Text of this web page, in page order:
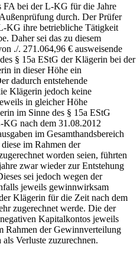
bei der L-KG für die Jahre
durch. Der Prüfer
KG ihre betriebliche Tätigkeit
Daher sei das zu diesem
./. 271.064,96 € ausweisende
§ 15a EStG der Klägerin bei der
in dieser Höhe ein
dadurch entstehende
Klägerin jedoch keine
in gleicher Höhe
im Sinne des § 15a EStG
KG nach dem 31.08.2012
im Gesamthandsbereich
im Rahmen der
worden seien, führten
zwar wieder zur Entstehung
sei jedoch wegen der
jeweils gewinnwirksam
Klägerin für die Zeit nach dem
zugerechnet werde. Die der
Kapitalkontos jeweils
Rahmen der Gewinnverteilung
Verluste zuzurechnen.